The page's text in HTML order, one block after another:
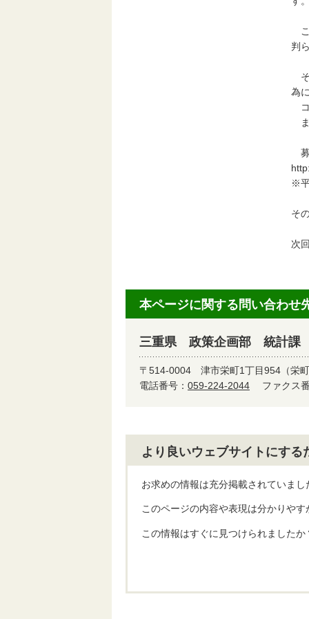
こ
判
そ
為
コ
ま
募
※
そ
次
本ページに関する問い合わせ
三重県 政策企画部 統計課
〒514-0004 津市栄町1丁目954（栄町
電話番号： 059-224-2044 ファクス
より良いウェブサイトにす
お求めの情報は充分掲載されていまし
このページの内容や表現は分かりやす
この情報はすぐに見つけられましたか